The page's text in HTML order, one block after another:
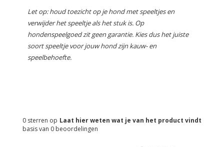
Let op: houd toezicht op je hond met speeltjes en
verwijder het speeltje als het stuk is. Op
hondenspeelgoed zit geen garantie. Kies dus het juiste
soort speeltje voor jouw hond zijn kauw- en
speelbehoefte.
Laat hier weten wat je van het product vindt
0 sterren op
basis van 0 beoordelingen